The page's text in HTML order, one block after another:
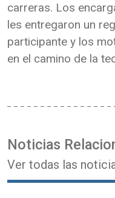
carreras. Los
les entregaron un
participante y los
en el camino de la
Noticias
Ver todas las